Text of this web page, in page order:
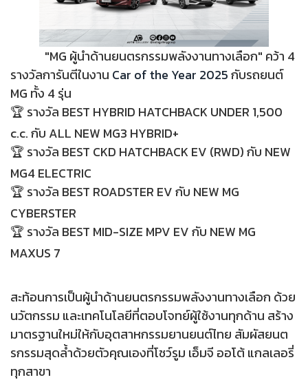
"MG ผู้นำด้านยนตรกรรมพลังงานทางเลือก" คว้า 4
รางวัลการันตีในงาน Car of the Year 2025กับรถยนต์
MG ทั้ง 4 รุ่น
🏆 รางวัล BEST HYBRID HATCHBACK UNDER 1,500
c.c. กับ ALL NEW MG3 HYBRID+
🏆 รางวัล BEST CKD HATCHBACK EV (RWD) กับ NEW
MG4 ELECTRIC
🏆 รางวัล BEST ROADSTER EV กับ NEW MG
CYBERSTER
🏆 รางวัล BEST MID-SIZE MPV EV กับ NEW MG
MAXUS 7
สะท้อนการเป็นผู้นำด้านยนตรกรรมพลังงานทางเลือก ด้วย
นวัตกรรม และเทคโนโลยีที่ตอบโจทย์ผู้ใช้งานทุกด้าน สร้าง
มาตรฐานใหม่ให้กับอุตสาหกรรมยานยนต์ไทย สัมผัสยนต
รกรรมสุดล้ำด้วยตัวคุณเองที่โชว์รูม เอ็มจี ออโต้ แกลเลอรี่
ทุกสาขา